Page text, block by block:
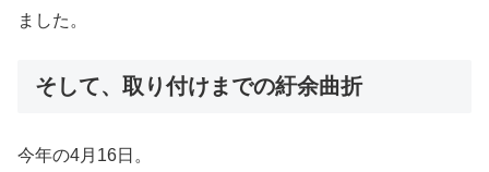
ました。
そして、取り付けまでの紆余曲折
今年の4月16日。